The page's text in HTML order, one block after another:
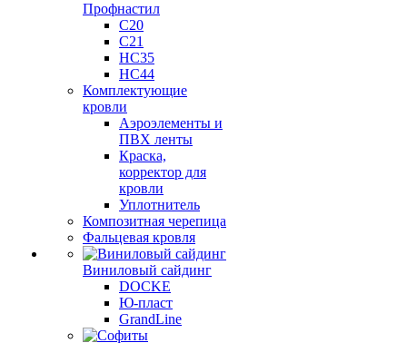
Профнастил
C20
C21
НС35
НС44
Комплектующие
кровли
Аэроэлементы и
ПВХ ленты
Краска,
корректор для
кровли
Уплотнитель
Композитная черепица
Фальцевая кровля
Виниловый сайдинг
DOCKE
Ю-пласт
GrandLine